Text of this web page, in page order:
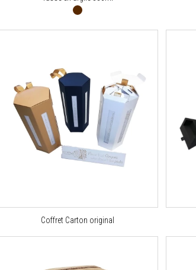
Coffret Carton original